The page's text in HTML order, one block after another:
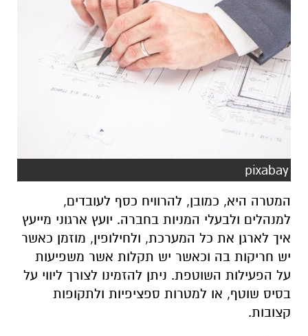
pixabay
המטרה היא, כמובן, להרוויח כסף לעובדים,
למנהלים ולבעלי המניות בחברה. יועץ ארגוני מייעץ
איך לארגן את כל המערכת, ולחילופין, מוזמן כאשר
יש חריקות בה וכאשר יש תקלות אשר משפיעות
על הפעילות השוטפת. ניתן להזמינו לצורך ליווי על
בסיס שוטף, או למטרות ספציפיות ולתקופות
קצובות.